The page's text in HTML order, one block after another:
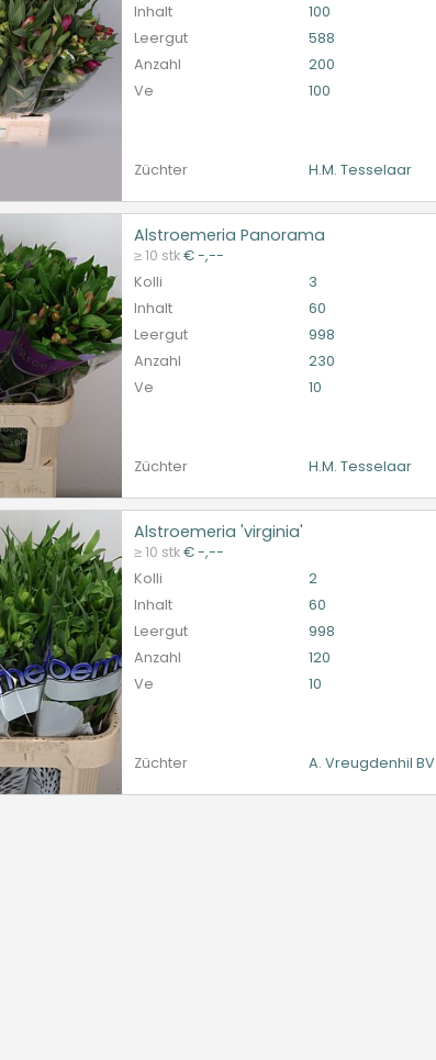
Inhalt
100
Leergut
588
Anzahl
200
Ve
100
Züchter
H.M. Tesselaar
Alstroemeria Panorama
≥ 10 stk€ -,--
Kolli
3
Inhalt
60
Leergut
998
Anzahl
230
Ve
10
Züchter
H.M. Tesselaar
zijn om te kunnen kopen.
Alstroemeria 'virginia'
≥ 10 stk€ -,--
Kolli
2
Inhalt
60
Leergut
998
Anzahl
120
Ve
10
Züchter
A. Vreugdenhil BV
zijn om te kunnen kopen.